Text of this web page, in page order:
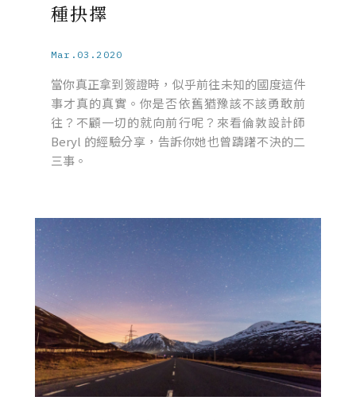
種抉擇
Mar.03.2020
當你真正拿到簽證時，似乎前往未知的國度這件
事才真的真實。你是否依舊猶豫該不該勇敢前
往？不顧一切的就向前行呢？來看倫敦設計師
Beryl 的經驗分享，告訴你她也曾躊躇不決的二
三事。